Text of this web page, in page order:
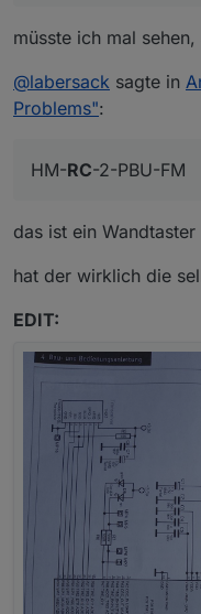
müsste ich mal sehen,
@labersack sagte in
Problems":
HM-RC-2-PBU-FM
das ist ein
hat der wirklich die
EDIT: